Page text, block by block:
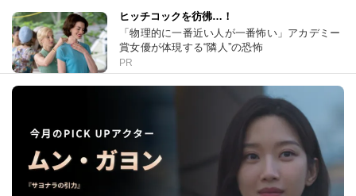
ヒッチコックを彷彿…！
「物理的に一番近い人が一番怖い」アカデミー
賞女優が体現する“隣人”の恐怖
PR